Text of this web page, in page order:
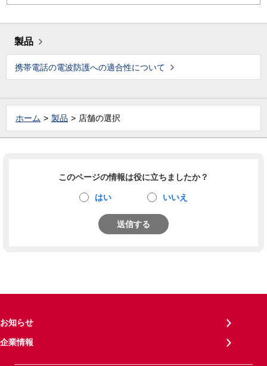
製品
携帯電話の電波防護への適合性について
ホーム 製品 店舗の選択
このページの情報は役に立ちましたか？
はい いいえ
送信する
お知らせ
企業情報